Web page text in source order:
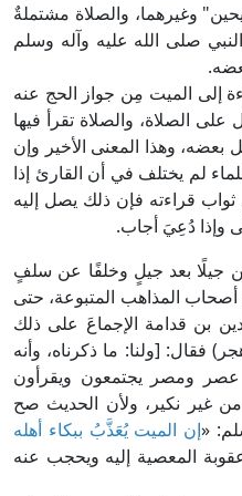
وغيرهما، والصلاة مشتملةٌ
صلى الله عليه وآله وسلم
إلى الميت مِن جواز الحج عنه
الصلاة، والصلاة تقرأ فيها
وهذا المعنى الأخير وإن
لم يختلف في أن القارئ إذا
قراءته فإن ذلك يصل إليه
وإذا دُعِيَ أجاب.
بعد جيلٍ وخلفًا عن سلفٍ
المذاهب المتبوعة، حتى
بن قدامة الإجماعَ على ذلك
(2/ 427، ط. هجر) فقال: [ولنا: ما ذكرناه، وأنه
ومصر يجتمعون ويقرأون
غير نكير، ولأن الحديث صح
« إن الميت يُعَذَّبُ ببكاء أهله
المعصية إليه ويحجب عنه